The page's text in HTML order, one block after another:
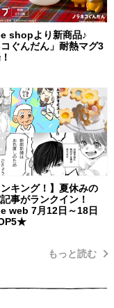
shopより新商品♪
コぐんだん」耐熱マグ3
ンキング！】夏休みの
事がランクイン！
web 7月12日～18日
もっと読む